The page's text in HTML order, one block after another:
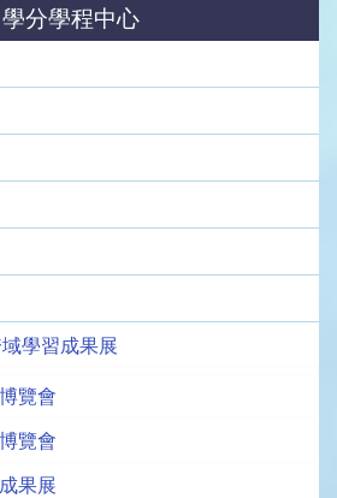
學分學程中心
學習成果展
覽會
覽會
果展